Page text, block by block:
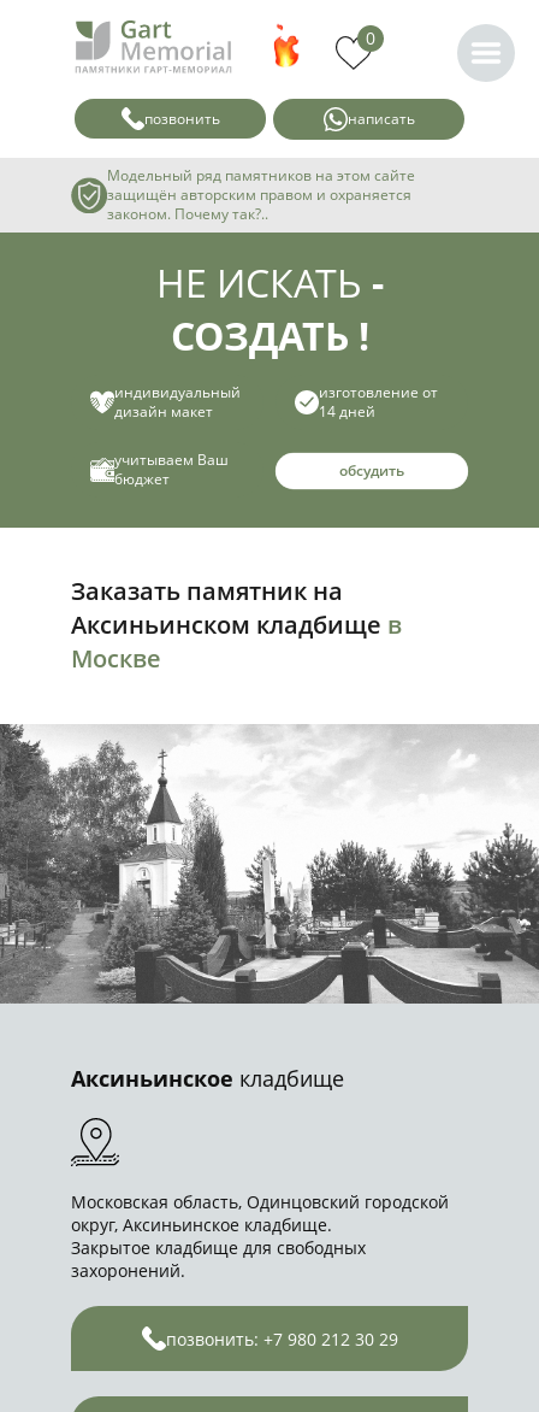
0
позвонить написать
Модельный ряд памятников на этом сайте
защищён авторским правом и охраняется
законом. Почему так?..
НЕ ИСКАТЬ -
СОЗДАТЬ !
индивидуальный
дизайн макет
изготовление от
14 дней
учитываем Ваш
бюджет
обсудить
Заказать памятник на
Аксиньинском кладбище в
Москве
Аксиньинское кладбище
Московская область, Одинцовский городской
округ, Аксиньинское кладбище.
Закрытое кладбище для свободных
захоронений.
позвонить: +7 980 212 30 29